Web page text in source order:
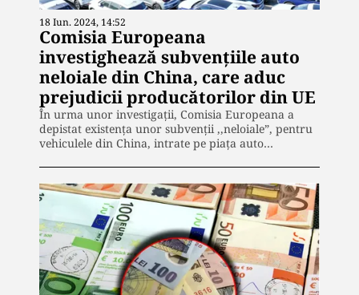
18 Iun. 2024, 14:52
Comisia Europeana
investighează subvențiile auto
neloiale din China, care aduc
prejudicii producătorilor din UE
În urma unor investigații, Comisia Europeana a
depistat existența unor subvenții ,,neloiale”, pentru
vehiculele din China, intrate pe piața auto…